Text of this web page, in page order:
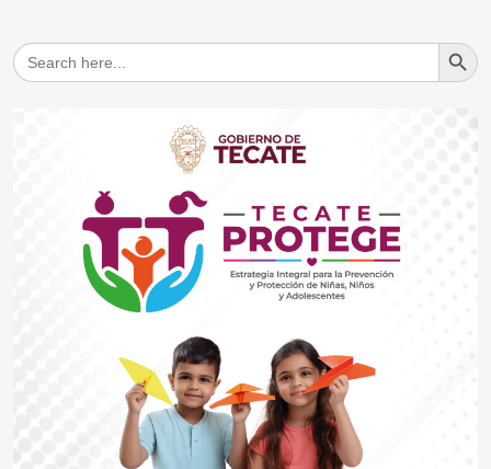
Search
for:
Search